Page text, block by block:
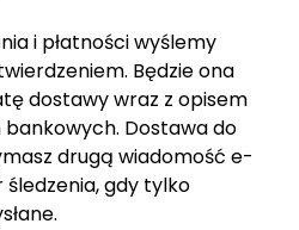
i płatności wyślemy
Będzie ona
dostawy wraz z opisem
Dostawa do
drugą wiadomość e-
gdy tylko